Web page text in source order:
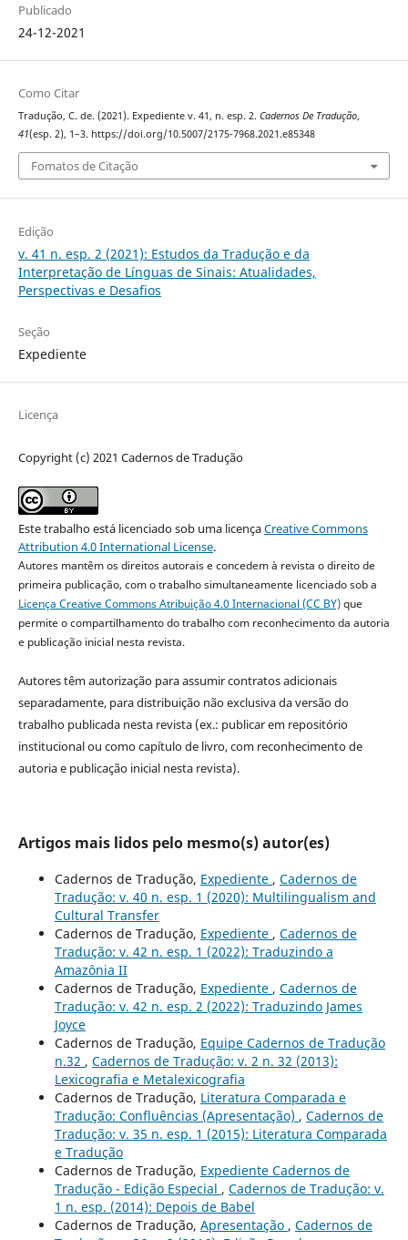
Publicado
24-12-2021
Como Citar
Tradução, C. de. (2021). Expediente v. 41, n. esp. 2. Cadernos De Tradução,
41(esp. 2), 1–3. https://doi.org/10.5007/2175-7968.2021.e85348
Fomatos de Citação
Edição
v. 41 n. esp. 2 (2021): Estudos da Tradução e da
Interpretação de Línguas de Sinais: Atualidades,
Perspectivas e Desafios
Seção
Expediente
Licença
Copyright (c) 2021 Cadernos de Tradução
Este trabalho está licenciado sob uma licençaCreative Commons
Attribution 4.0 International License.
Autores mantêm os direitos autorais e concedem à revista o direito de
primeira publicação, com o trabalho simultaneamente licenciado sob a
Licença Creative Commons Atribuição 4.0 Internacional (CC BY)que
permite o compartilhamento do trabalho com reconhecimento da autoria
e publicação inicial nesta revista.
Autores têm autorização para assumir contratos adicionais
separadamente, para distribuição não exclusiva da versão do
trabalho publicada nesta revista (ex.: publicar em repositório
institucional ou como capítulo de livro, com reconhecimento de
autoria e publicação inicial nesta revista).
Artigos mais lidos pelo mesmo(s) autor(es)
Cadernos de Tradução, Expediente , Cadernos de
Tradução: v. 40 n. esp. 1 (2020): Multilingualism and
Cultural Transfer
Cadernos de Tradução, Expediente , Cadernos de
Tradução: v. 42 n. esp. 1 (2022): Traduzindo a
Amazônia II
Cadernos de Tradução, Expediente , Cadernos de
Tradução: v. 42 n. esp. 2 (2022): Traduzindo James
Joyce
Cadernos de Tradução, Equipe Cadernos de Tradução
n.32 , Cadernos de Tradução: v. 2 n. 32 (2013):
Lexicografia e Metalexicografia
Cadernos de Tradução, Literatura Comparada e
Tradução: Confluências (Apresentação) , Cadernos de
Tradução: v. 35 n. esp. 1 (2015): Literatura Comparada
e Tradução
Cadernos de Tradução, Expediente Cadernos de
Tradução - Edição Especial , Cadernos de Tradução: v.
1 n. esp. (2014): Depois de Babel
Cadernos de Tradução, Apresentação , Cadernos de